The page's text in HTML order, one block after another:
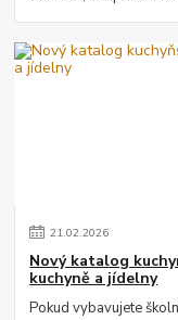
21.02.2026
Nový katalog
kuchyně a jídelny
Pokud vybavujete